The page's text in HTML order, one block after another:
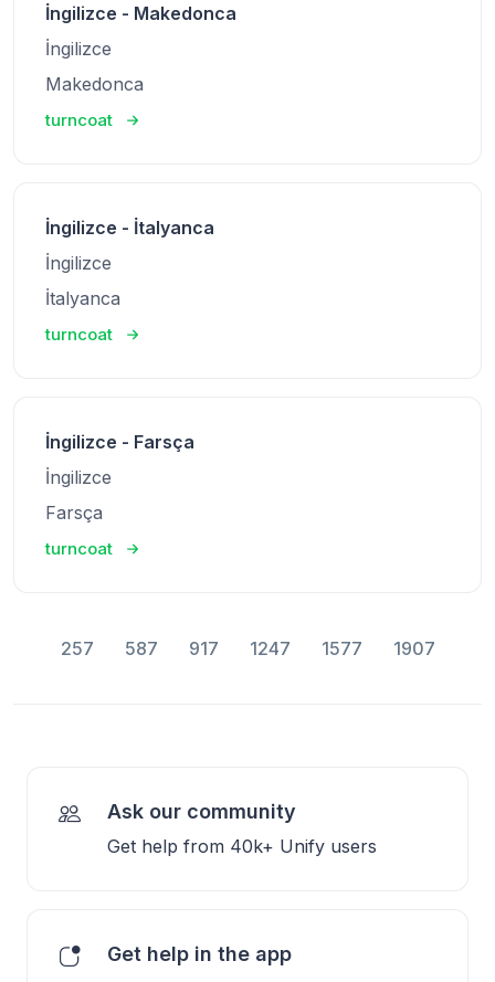
İngilizce - Makedonca
İngilizce
Makedonca
turncoat
İngilizce - İtalyanca
İngilizce
İtalyanca
turncoat
İngilizce - Farsça
İngilizce
Farsça
turncoat
257 587 917 1247 1577 1907
Ask our community
Get help from 40k+ Unify users
Get help in the app